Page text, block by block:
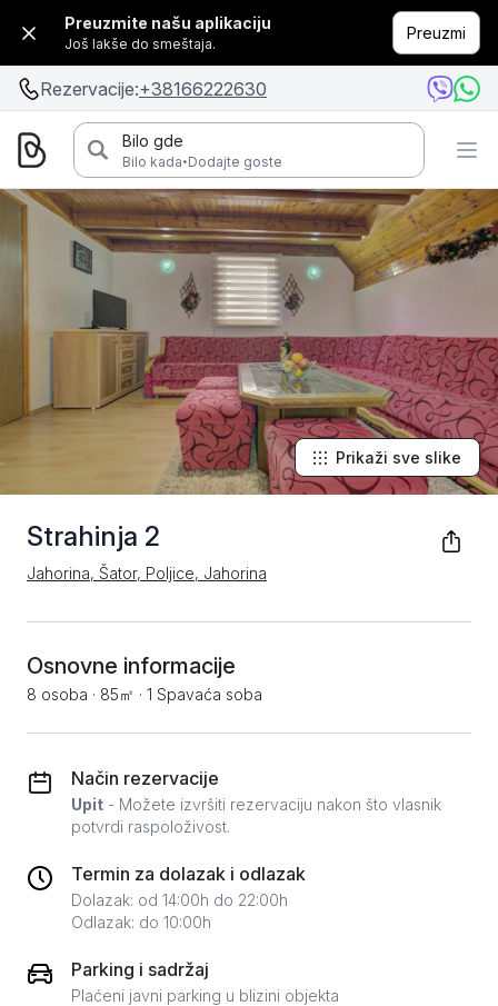
Preuzmite našu aplikaciju
Još lakše do smeštaja.
Preuzmi
Rezervacije:+38166222630
Bilo gde
Bilo kada·Dodajte goste
Strahinja 2
Jahorina, Šator, Poljice, Jahorina
Prikaži sve slike
Osnovne informacije
8 osoba · 85㎡ · 1 Spavaća soba
Način rezervacije
Upit - Možete izvršiti rezervaciju nakon što vlasnik
potvrdi raspoloživost.
Termin za dolazak i odlazak
Dolazak: od 14:00h do 22:00h
Odlazak: do 10:00h
Parking i sadržaj
Plaćeni javni parking u blizini objekta